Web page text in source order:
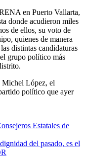
en Puerto Vallarta,
donde acudieron miles
de ellos, su voto de
quienes de manera
distintas candidaturas
grupo político más
Michel López, el
político que ayer
Estatales de
del pasado, es el